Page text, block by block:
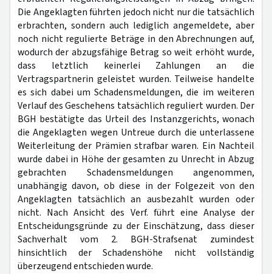
Die Angeklagten führten jedoch nicht nur die tatsächlich
erbrachten, sondern auch lediglich angemeldete, aber
noch nicht regulierte Beträge in den Abrechnungen auf,
wodurch der abzugsfähige Betrag so weit erhöht wurde,
dass letztlich keinerlei Zahlungen an die
Vertragspartnerin geleistet wurden. Teilweise handelte
es sich dabei um Schadensmeldungen, die im weiteren
Verlauf des Geschehens tatsächlich reguliert wurden. Der
BGH bestätigte das Urteil des Instanzgerichts, wonach
die Angeklagten wegen Untreue durch die unterlassene
Weiterleitung der Prämien strafbar waren. Ein Nachteil
wurde dabei in Höhe der gesamten zu Unrecht in Abzug
gebrachten Schadensmeldungen angenommen,
unabhängig davon, ob diese in der Folgezeit von den
Angeklagten tatsächlich an ausbezahlt wurden oder
nicht. Nach Ansicht des Verf. führt eine Analyse der
Entscheidungsgründe zu der Einschätzung, dass dieser
Sachverhalt vom 2. BGH-Strafsenat zumindest
hinsichtlich der Schadenshöhe nicht vollständig
überzeugend entschieden wurde.